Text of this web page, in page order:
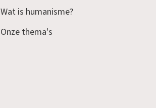
Wat is humanisme?
Onze thema's